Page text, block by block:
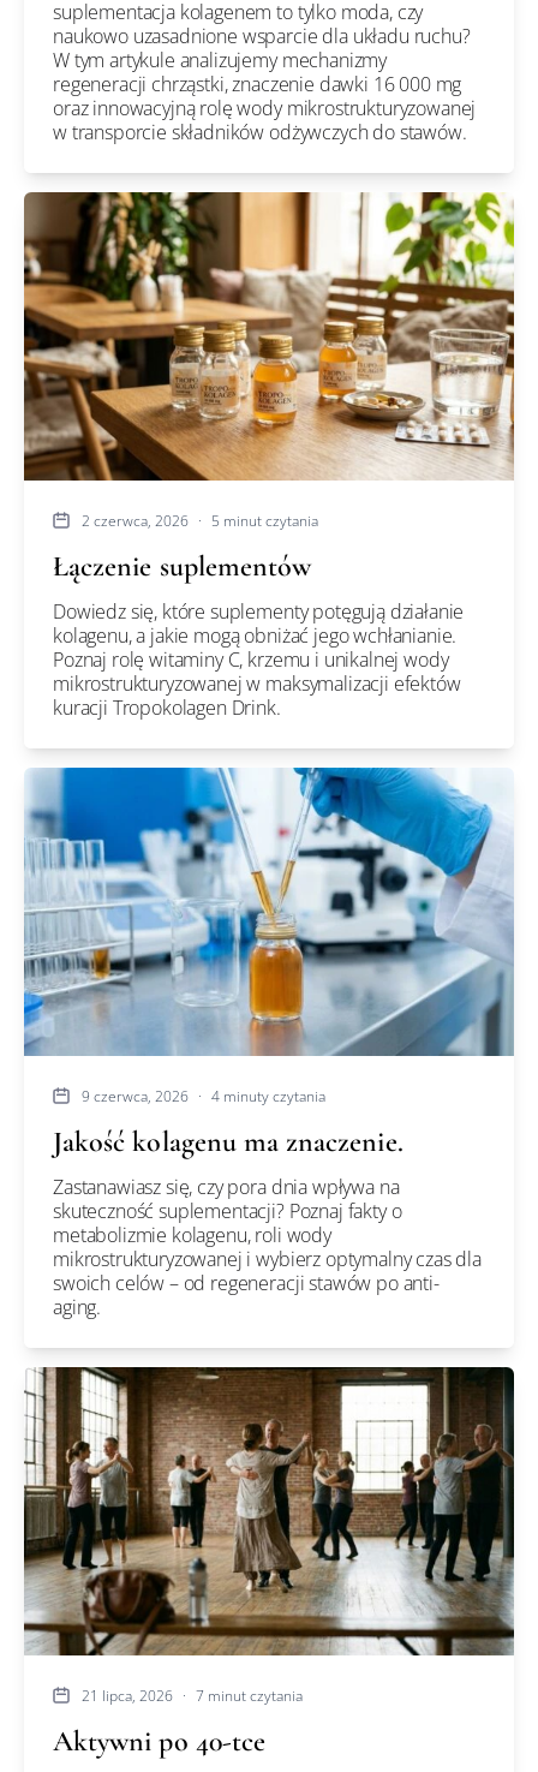
suplementacja kolagenem to tylko moda, czy
naukowo uzasadnione wsparcie dla układu ruchu?
W tym artykule analizujemy mechanizmy
regeneracji chrząstki, znaczenie dawki 16 000 mg
oraz innowacyjną rolę wody mikrostrukturyzowanej
w transporcie składników odżywczych do stawów.
2 czerwca, 2026 · 5 minut czytania
Łączenie suplementów
Dowiedz się, które suplementy potęgują działanie
kolagenu, a jakie mogą obniżać jego wchłanianie.
Poznaj rolę witaminy C, krzemu i unikalnej wody
mikrostrukturyzowanej w maksymalizacji efektów
kuracji Tropokolagen Drink.
9 czerwca, 2026 · 4 minuty czytania
Jakość kolagenu ma znaczenie.
Zastanawiasz się, czy pora dnia wpływa na
skuteczność suplementacji? Poznaj fakty o
metabolizmie kolagenu, roli wody
mikrostrukturyzowanej i wybierz optymalny czas dla
swoich celów – od regeneracji stawów po anti-
aging.
21 lipca, 2026 · 7 minut czytania
Aktywni po 40-tce